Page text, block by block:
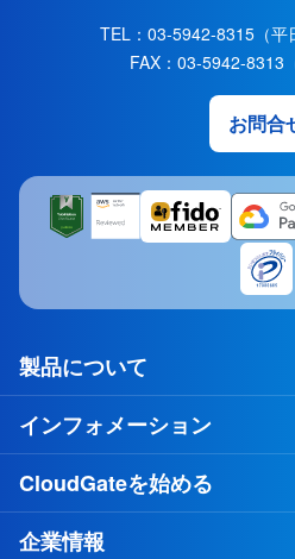
TEL： 03-5942-8315 （
FAX： 03-5942-8313
お問合
製品について
インフォメーション
CloudGateを始める
企業情報